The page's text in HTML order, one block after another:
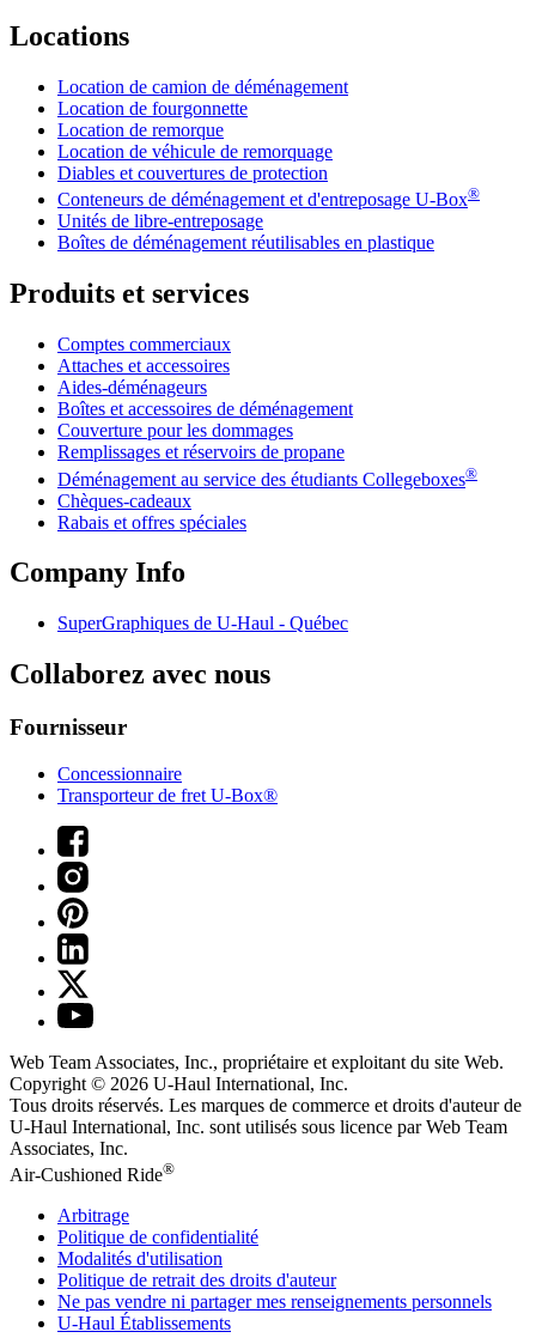
Locations
Location de camion de déménagement
Location de fourgonnette
Location de remorque
Location de véhicule de remorquage
Diables et couvertures de protection
Conteneurs de déménagement et d'entreposage U-Box®
Unités de libre-entreposage
Boîtes de déménagement réutilisables en plastique
Produits et services
Comptes commerciaux
Attaches et accessoires
Aides-déménageurs
Boîtes et accessoires de déménagement
Couverture pour les dommages
Remplissages et réservoirs de propane
Déménagement au service des étudiants Collegeboxes®
Chèques-cadeaux
Rabais et offres spéciales
Company Info
SuperGraphiques de U-Haul - Québec
Collaborez avec nous
Fournisseur
Concessionnaire
Transporteur de fret U-Box®
Web Team Associates, Inc., propriétaire et exploitant du site Web.
Copyright © 2026 U-Haul International, Inc.
Tous droits réservés. Les marques de commerce et droits d'auteur de
U-Haul International, Inc. sont utilisés sous licence par Web Team
Associates, Inc.
Air-Cushioned Ride®
Arbitrage
Politique de confidentialité
Modalités d'utilisation
Politique de retrait des droits d'auteur
Ne pas vendre ni partager mes renseignements personnels
U-Haul Établissements